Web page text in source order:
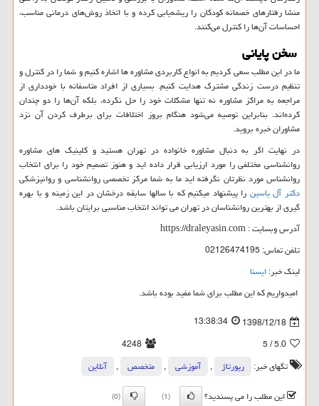
منشا رفتارهای خصمانه کودکان را ریشه‌یابی کرده و با اتخاذ روش‌های درمانی مناسب،
احساسات آن‌ها را کنترل می‌کنند.
سخن پایانی
ما در این مطلب سعی کردیم به انواع کاربردی مشاوره ‌ها اشاره کنیم و شما را در کنترل و
تنظیم درست زندگی مشترک هدایت کنیم. بسیاری از افراد متاسفانه با خودداری از
مراجعه به مراکز مشاوره نه تنها مشکلات خود را حل نکرده، بلکه آن‌ها را دو چندان
کرده‌اند. بنابراین توصیه می‌شود هنگام بروز اختلافات برای برطرف کردن آن نزد
مشاوران خبره بروید.
در نهایت اگر به دنبال مشاوره خانواده در تهران هستید و کلینیک های مشاوره
روانشناسی مختلفی را مورد ارزیابی قرار داده اید و هنوز تصمیم خود را برای انتخاب
روانشناس مورد نظرتان نگرفته اید ما به شما مرکز تخصصی روانشناسی و روانپزشکی
دکتر آل یاسین را پیشنهاد میکنیم که با سالها سابقه درخشان در این زمینه و با بهره
گیری از بهترین روانشناسان در تهران می تواند انتخاب مناسبی برایتان باشد.
آدرس وبسایت :https://draleyasin.com
تلفن تماس: 02126474195
لینک خبر:ایسنا
امیدواریم که این مطلب برای شما مفید بوده باشد.
1398/12/18
13:38:34
5.0
/ 5
4248
تگهای خبر:
رپورتاژ , آموزشی , متخصص ,
آنلاین
این مطلب را می پسندید؟
(1)
(0)